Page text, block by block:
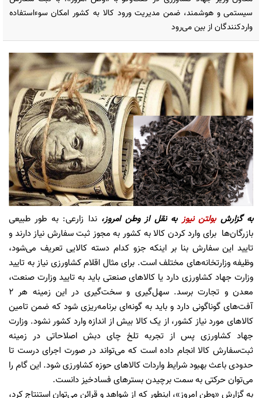
سیستمی و هوشمند، ضمن مدیریت ورود کالا به کشور امکان سوءاستفاده
واردکنندگان از بین می‌رود
به گزارشبولتن نیوز به نقل از وطن امروز،ندا زارعی: به طور طبیعی
بازرگان‌ها برای وارد کردن کالا به کشور به مجوز ثبت‌ سفارش نیاز دارند و
تایید این سفارش بنا بر اینکه جزو کدام دسته کالایی تعریف می‌شود،
وظیفه وزارتخانه‌های مختلف است. برای مثال اقلام کشاورزی نیاز به تایید
وزارت جهاد کشاورزی دارد یا کالاهای صنعتی باید به تایید وزارت صنعت،
معدن و تجارت برسد. سهل‌گیری و سخت‌گیری در این زمینه هر 2
آفت‌های گوناگونی دارد و باید به گونه‌ای برنامه‌ریزی شود که ضمن تامین
کالاهای مورد نیاز کشور، از یک کالا بیش از اندازه وارد کشور نشود. وزارت
جهاد کشاورزی پس از تجربه تلخ چای دبش اصلاحاتی در زمینه
ثبت‌سفارش کالا انجام داده است که می‌تواند در صورت اجرای درست تا
حدودی باعث بهبود شرایط واردات کالاهای حوزه کشاورزی شود. این گام را
می‌توان حرکتی به سمت برچیدن بسترهای فسادخیز دانست.
به گزارش «وطن امروز»، اینطور که از شواهد و قرائن می‌توان استنتاج کرد،